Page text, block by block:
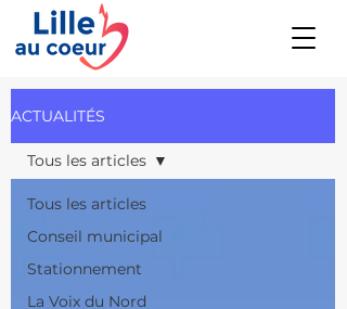
ACTUALITÉS
Tous les articles
Conseil municipal
Stationnement
La Voix du Nord
Tous les articles